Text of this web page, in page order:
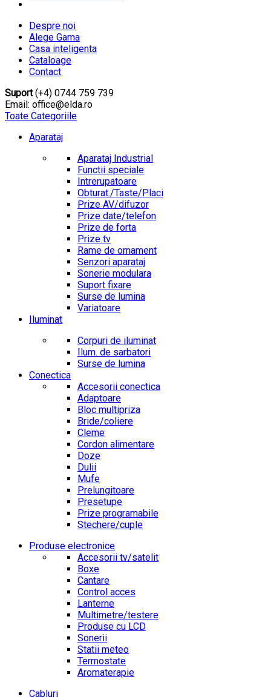
Despre noi
Alege Gama
Casa inteligenta
Cataloage
Contact
Suport(+4) 0744 759 739
Email: office@elda.ro
Toate Categoriile
Aparataj
Aparataj Industrial
Functii speciale
Intrerupatoare
Obturat./Taste/Placi
Prize AV/difuzor
Prize date/telefon
Prize de forta
Prize tv
Rame de ornament
Senzori aparataj
Sonerie modulara
Suport fixare
Surse de lumina
Variatoare
Iluminat
Corpuri de iluminat
Ilum. de sarbatori
Surse de lumina
Conectica
Accesorii conectica
Adaptoare
Bloc multipriza
Bride/coliere
Cleme
Cordon alimentare
Doze
Dulii
Mufe
Prelungitoare
Presetupe
Prize programabile
Stechere/cuple
Produse electronice
Accesorii tv/satelit
Boxe
Cantare
Control acces
Lanterne
Multimetre/testere
Produse cu LCD
Sonerii
Statii meteo
Termostate
Aromaterapie
Cabluri